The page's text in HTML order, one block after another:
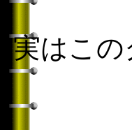
実はこの